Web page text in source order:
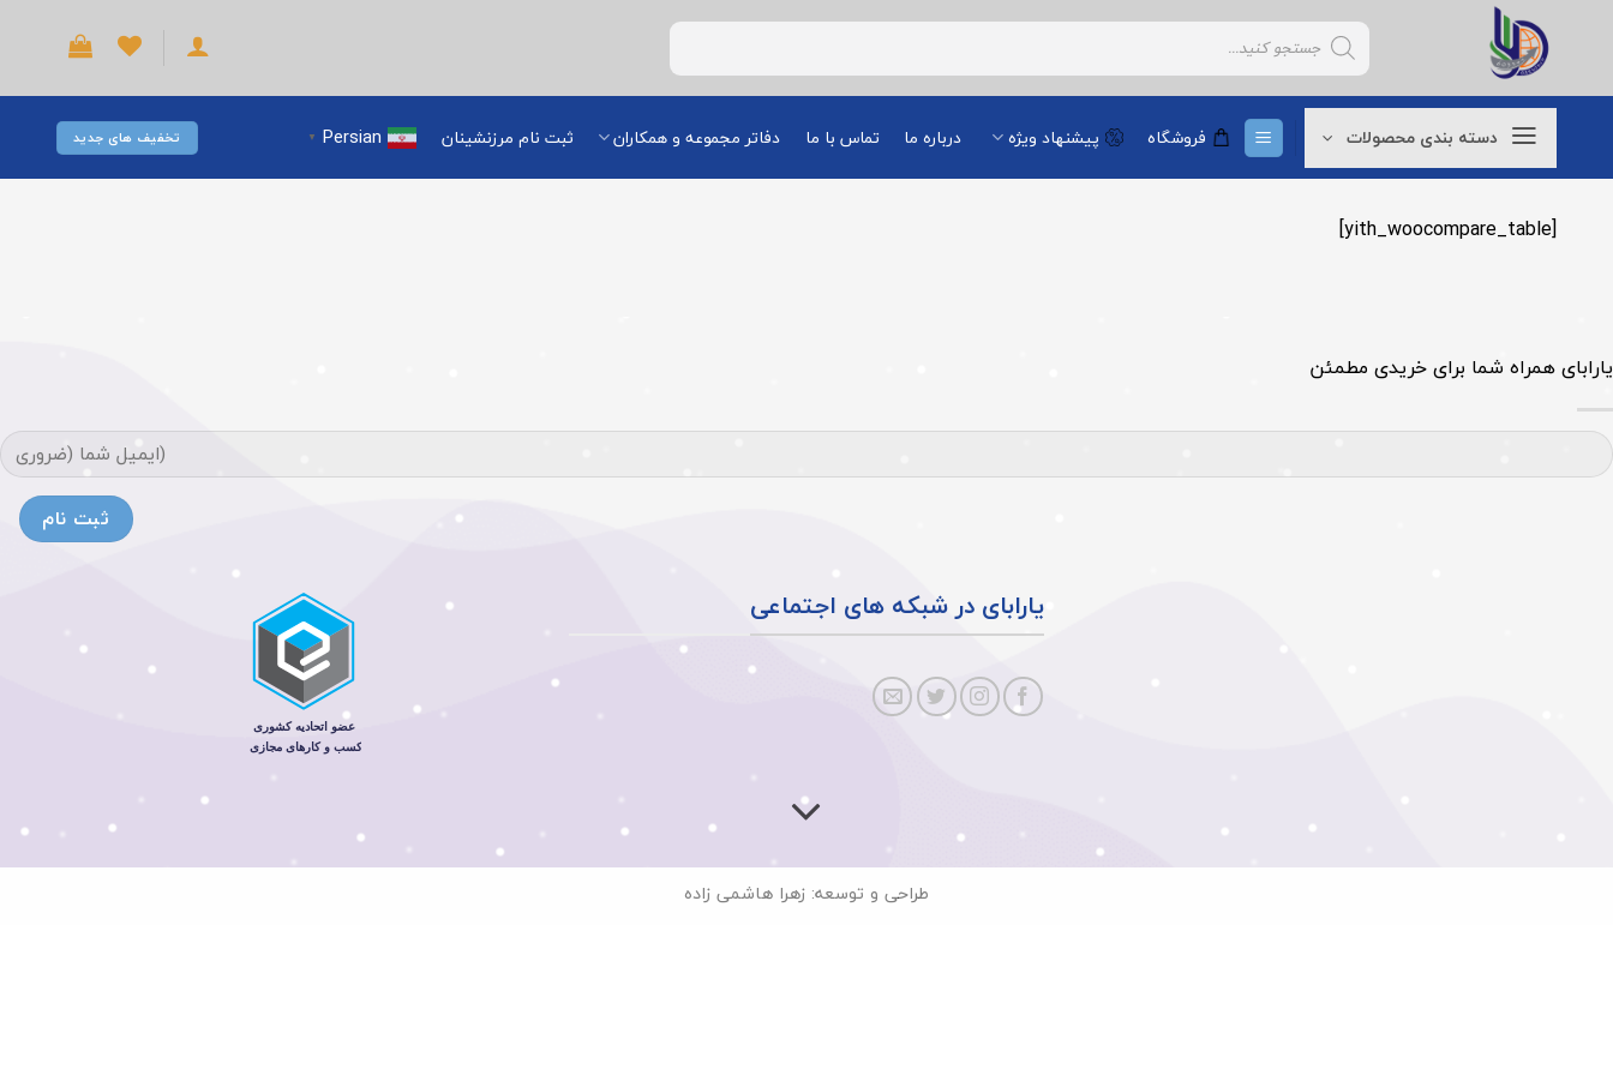
Products
search
دسته بندی محصولات فروشگاه پیشنهاد ویژه درباره ما تماس با ما دفاتر مجموعه و همکاران ثبت نام مرزنشینان Persian
▼ تخفیف های جدید
[yith_woocompare_table]
یارابای همراه شما برای خریدی مطمئن
یارابای در شبکه های اجتماعی
طراحی و توسعه: زهرا هاشمی زاده